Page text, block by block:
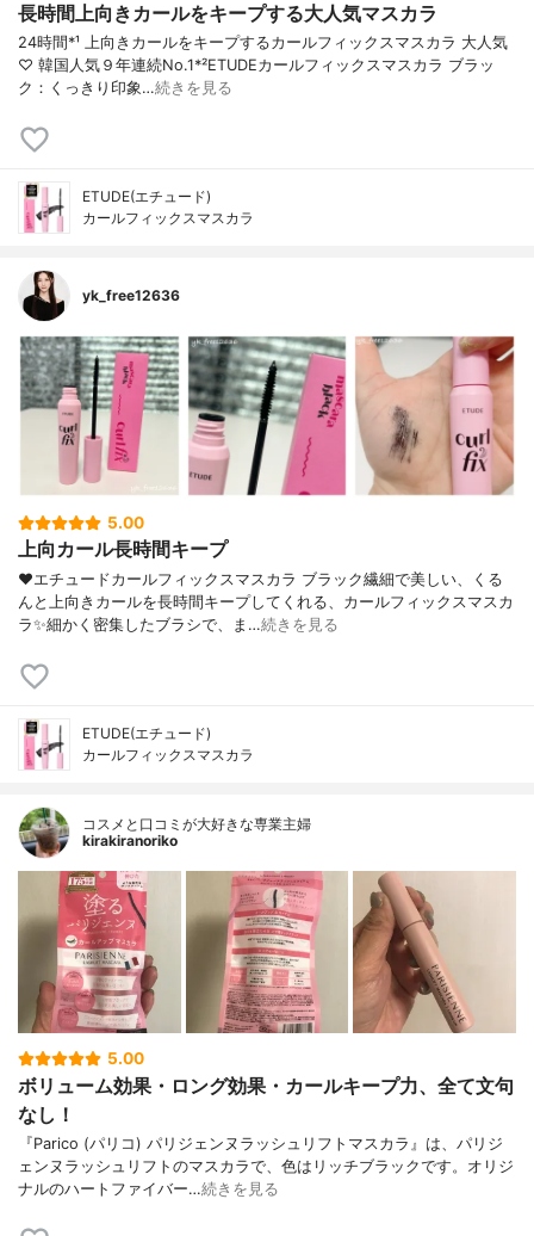
長時間上向きカールをキープする大人気マスカラ
24時間*¹ 上向きカールをキープするカールフィックスマスカラ 大人気
♡ 韓国人気９年連続No.1*²ETUDEカールフィックスマスカラ ブラッ
ク：くっきり印象…続きを見る
ETUDE(エチュード)
カールフィックスマスカラ
yk_free12636
5.00
上向カール長時間キープ
❤︎エチュードカールフィックスマスカラ ブラック繊細で美しい、くる
んと上向きカールを長時間キープしてくれる、カールフィックスマスカ
ラ✨細かく密集したブラシで、ま…続きを見る
ETUDE(エチュード)
カールフィックスマスカラ
コスメと口コミが大好きな専業主婦
kirakiranoriko
5.00
ボリューム効果・ロング効果・カールキープ力、全て文句
なし！
『Parico (パリコ) パリジェンヌラッシュリフトマスカラ』は、パリジ
ェンヌラッシュリフトのマスカラで、色はリッチブラックです。オリジ
ナルのハートファイバー…続きを見る